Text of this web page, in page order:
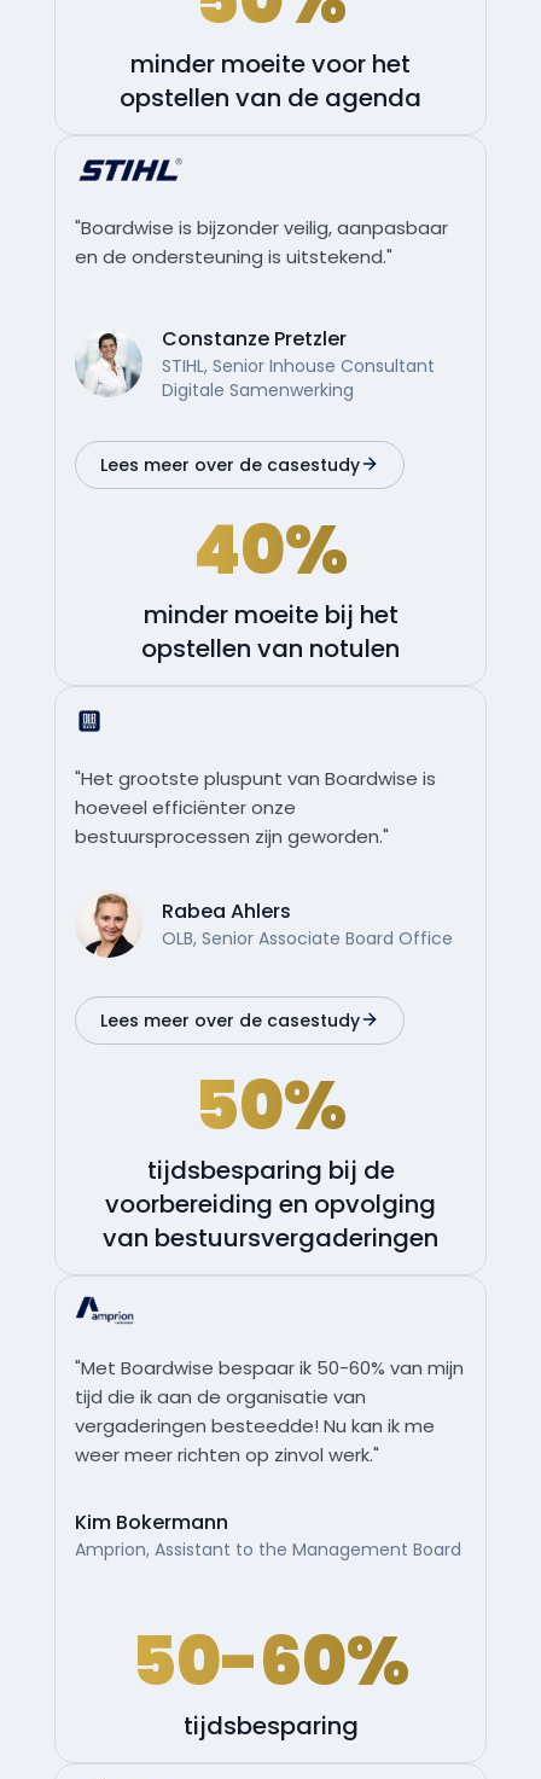
minder moeite voor het
opstellen van de agenda
"Boardwise is bijzonder veilig, aanpasbaar
en de ondersteuning is uitstekend."
Constanze Pretzler
STIHL, Senior Inhouse Consultant
Digitale Samenwerking
Lees meer over de casestudy
40%
minder moeite bij het
opstellen van notulen
"Het grootste pluspunt van Boardwise is
hoeveel efficiënter onze
bestuursprocessen zijn geworden."
Rabea Ahlers
OLB, Senior Associate Board Office
Lees meer over de casestudy
50%
tijdsbesparing bij de
voorbereiding en opvolging
van bestuursvergaderingen
"Met Boardwise bespaar ik 50-60% van mijn
tijd die ik aan de organisatie van
vergaderingen besteedde! Nu kan ik me
weer meer richten op zinvol werk."
Kim Bokermann
Amprion, Assistant to the Management Board
50-60%
tijdsbesparing